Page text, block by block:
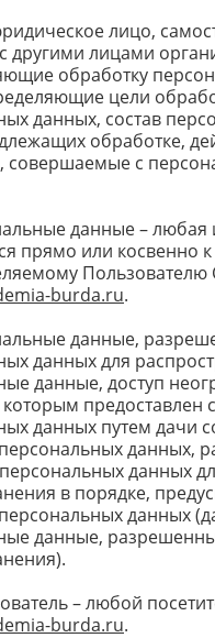
лицо,
другими лицами
обработку
цели
данных, состав
обработке,
совершаемые с
данные –
прямо или косвенно
Пользователю
burda.ru.
данные,
данных для
данные, доступ
которым предоставлен
данных путем дачи
данных,
данных
в порядке,
данных
данные,
– любой
burda.ru.